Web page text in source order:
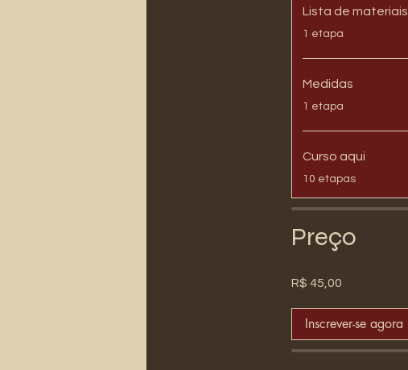
Lista de materiais
.1 etapa
Medidas
.1 etapa
Curso aqui
.10 etapas
Preço
R$ 45,00
Inscrever-se agora